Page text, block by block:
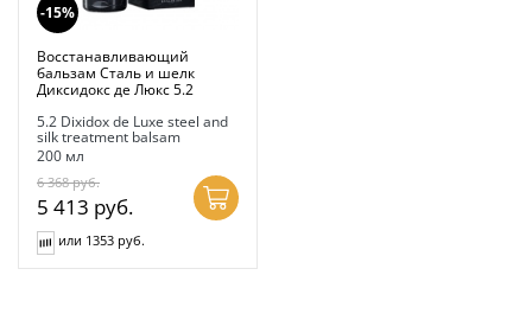
-15%
Восстанавливающий
бальзам Сталь и шелк
Диксидокс де Люкс 5.2
5.2 Dixidox de Luxe steel and
silk treatment balsam
200 мл
6 368руб.
5 413 руб.
или 1353 руб.